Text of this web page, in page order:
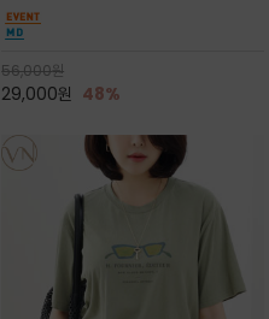
말(Horse) 드로잉 티셔츠는 여유로운 실루엣과
감각적인 아트워크로 고급스러운 여름 스타일링
을 완성할 수 있습니다
56,000원
29,000원 48%